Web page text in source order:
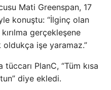
Mati Greenspan, 17
konuştu: “İlginç olan
gerçekleşene
işe yaramaz.”
PlanC, “Tüm kısa
diye ekledi.